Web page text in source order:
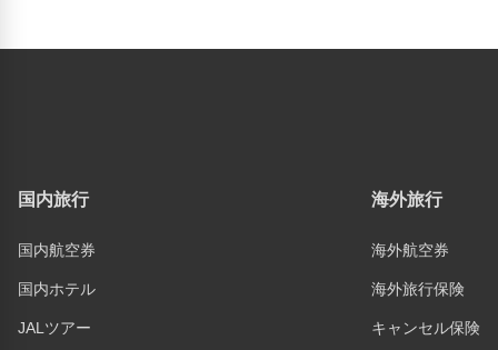
国内旅行
国内航空券
国内ホテル
JALツアー
海外旅行
海外航空券
海外旅行保険
キャンセル保険